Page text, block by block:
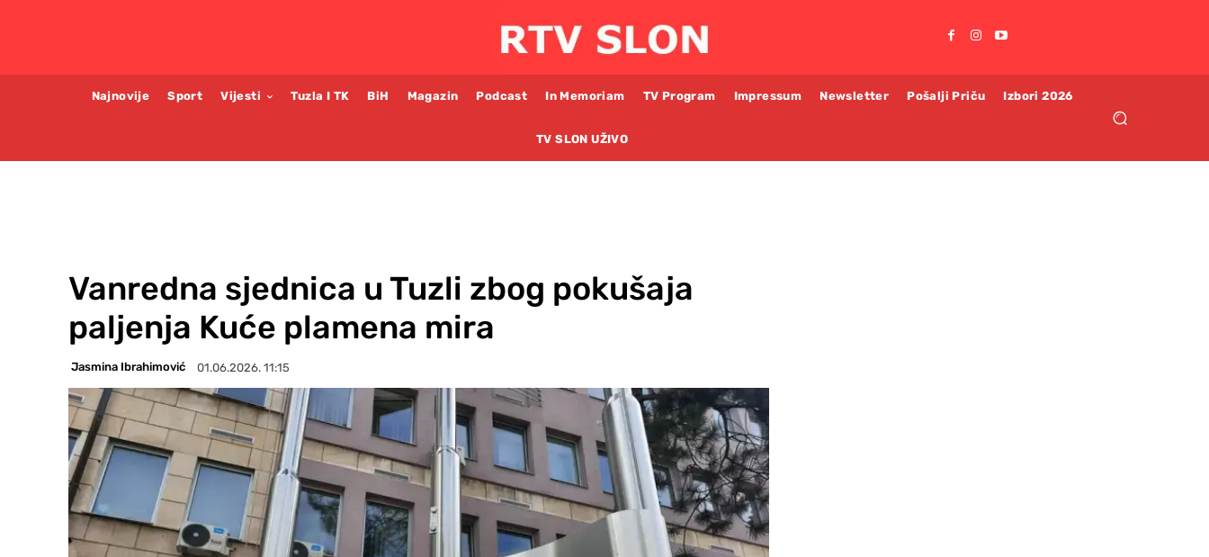
Najnovije Sport Vijesti Tuzla I TK BiH Magazin Podcast In Memoriam TV Program Impressum Newsletter Pošalji Priču Izbori 2026
TV SLON UŽIVO
Vanredna sjednica u Tuzli zbog pokušaja
paljenja Kuće plamena mira
Jasmina Ibrahimović 01.06.2026. 11:15